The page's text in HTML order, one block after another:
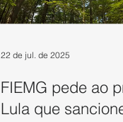
FIEMG pede ao
Lula que
22 de jul. de 2025